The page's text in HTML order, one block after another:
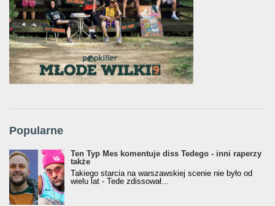
Popularne
Ten Typ Mes komentuje diss Tedego - inni raperzy
także
Takiego starcia na warszawskiej scenie nie było od
wielu lat - Tede zdissował...